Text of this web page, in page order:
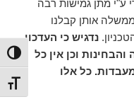
מתג
ע"י מתן גמישות רבה
אותן קבלנו
נדגיש כי העדכון
וכן אין כל
כל אלו